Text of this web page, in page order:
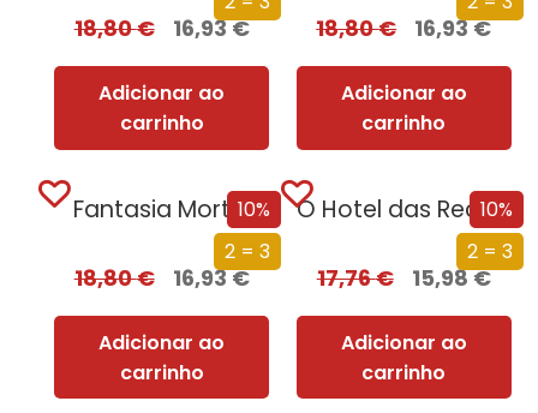
18,80€ 16,93€
Adicionar ao
carrinho
18,80€ 16,93€
Adicionar ao
carrinho
10%
2 = 3
Fantasia Mortal
18,80€ 16,93€
Adicionar ao
carrinho
10%
2 = 3
O Hotel das Recordações
17,76€ 15,98€
Adicionar ao
carrinho